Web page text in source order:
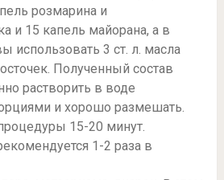
розмарина и
и 15 капель майорана, а в
использовать 3 ст. л. масла
Полученный состав
растворить в воде
и хорошо размешать.
15-20 минут.
1-2 раза в